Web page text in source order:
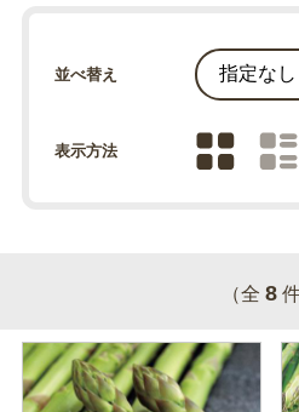
並べ替え
表示方法
（全 8